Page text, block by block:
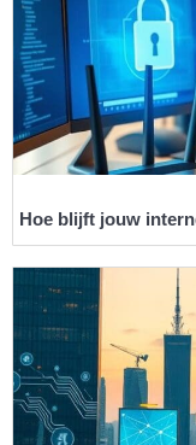
Hoe blijft jouw